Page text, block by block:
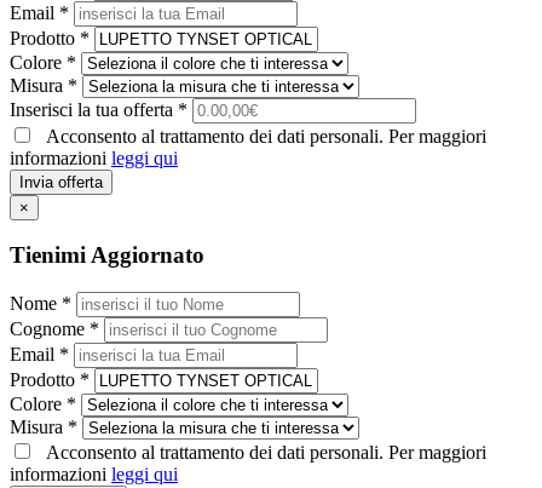
Email *
Prodotto *
Colore *
Misura *
Inserisci la tua offerta *
Acconsento al trattamento dei dati personali. Per maggiori
informazioni leggi qui
Invia offerta
×
Tienimi Aggiornato
Nome *
Cognome *
Email *
Prodotto *
Colore *
Misura *
Acconsento al trattamento dei dati personali. Per maggiori
informazioni leggi qui